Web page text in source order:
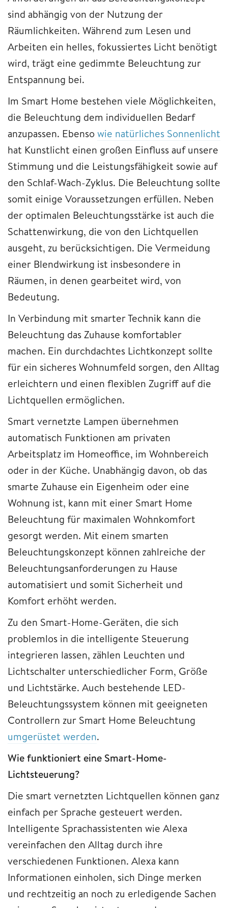
sind abhängig von der Nutzung der
Räumlichkeiten. Während zum Lesen und
Arbeiten ein helles, fokussiertes Licht benötigt
wird, trägt eine gedimmte Beleuchtung zur
Entspannung bei.
Im Smart Home bestehen viele Möglichkeiten,
die Beleuchtung dem individuellen Bedarf
anzupassen. Ebensowie natürliches Sonnenlicht
hat Kunstlicht einen großen Einfluss auf unsere
Stimmung und die Leistungsfähigkeit sowie auf
den Schlaf-Wach-Zyklus. Die Beleuchtung sollte
somit einige Voraussetzungen erfüllen. Neben
der optimalen Beleuchtungsstärke ist auch die
Schattenwirkung, die von den Lichtquellen
ausgeht, zu berücksichtigen. Die Vermeidung
einer Blendwirkung ist insbesondere in
Räumen, in denen gearbeitet wird, von
Bedeutung.
In Verbindung mit smarter Technik kann die
Beleuchtung das Zuhause komfortabler
machen. Ein durchdachtes Lichtkonzept sollte
für ein sicheres Wohnumfeld sorgen, den Alltag
erleichtern und einen flexiblen Zugriff auf die
Lichtquellen ermöglichen.
Smart vernetzte Lampen übernehmen
automatisch Funktionen am privaten
Arbeitsplatz im Homeoffice, im Wohnbereich
oder in der Küche. Unabhängig davon, ob das
smarte Zuhause ein Eigenheim oder eine
Wohnung ist, kann mit einer Smart Home
Beleuchtung für maximalen Wohnkomfort
gesorgt werden. Mit einem smarten
Beleuchtungskonzept können zahlreiche der
Beleuchtungsanforderungen zu Hause
automatisiert und somit Sicherheit und
Komfort erhöht werden.
Zu den Smart-Home-Geräten, die sich
problemlos in die intelligente Steuerung
integrieren lassen, zählen Leuchten und
Lichtschalter unterschiedlicher Form, Größe
und Lichtstärke. Auch bestehende LED-
Beleuchtungssystem können mit geeigneten
Controllern zur Smart Home Beleuchtung
umgerüstet werden.
Wie funktioniert eine Smart-Home-
Lichtsteuerung?
Die smart vernetzten Lichtquellen können ganz
einfach per Sprache gesteuert werden.
Intelligente Sprachassistenten wie Alexa
vereinfachen den Alltag durch ihre
verschiedenen Funktionen. Alexa kann
Informationen einholen, sich Dinge merken
und rechtzeitig an noch zu erledigende Sachen